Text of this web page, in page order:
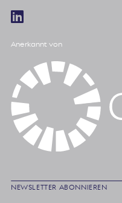
Anerkannt von
NEWSLETTER ABONNIEREN